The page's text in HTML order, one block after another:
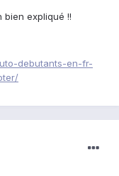
bien expliqué !!
debutants-en-fr-